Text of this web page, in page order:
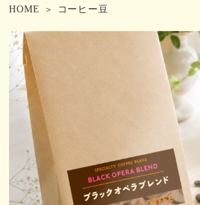
HOME コーヒー豆